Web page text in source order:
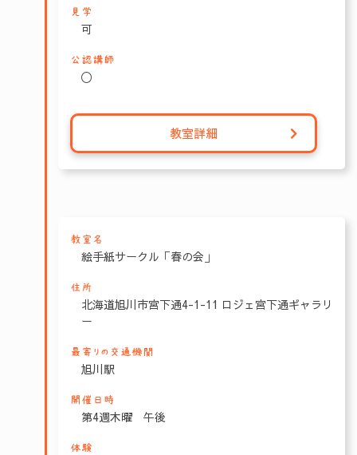
見学
可
公認講師
〇
教室詳細
教室名
絵手紙サークル「春の会」
住所
北海道旭川市宮下通4-1-11 ロジェ宮下通ギャラリ
ー
最寄りの交通機関
旭川駅
開催日時
第4週木曜 午後
体験